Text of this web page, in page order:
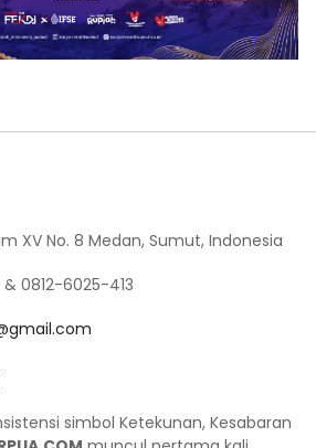
XV No. 8 Medan, Sumut, Indonesia
0812-6025-413
simbol Ketekunan, Kesabaran